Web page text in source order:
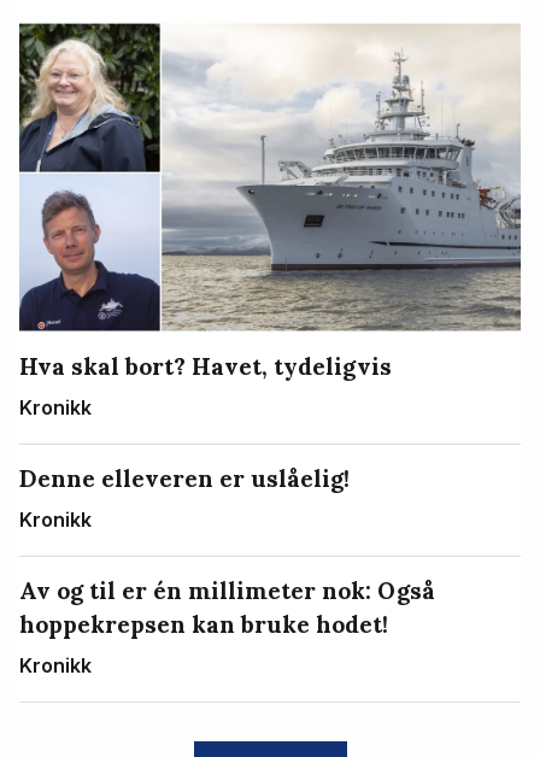
Hva skal bort? Havet, tydeligvis
Kronikk
Denne elleveren er uslåelig!
Kronikk
Av og til er én millimeter nok: Også
hoppekrepsen kan bruke hodet!
Kronikk